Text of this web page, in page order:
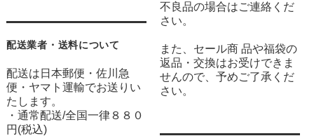
配送業者・送料について
配送は日本郵便・佐川急
便・ヤマト運輸でお送りい
たします。
・通常配送/全国一律８８０
円(税込)
不良品の場合はご連絡くだ
さい。
また、セール商 品や福袋の
返品・交換はお受けできま
せんので、予めご了承くだ
さい。